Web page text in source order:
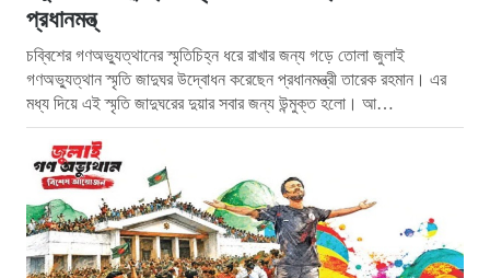
প্রধানমন্ত্
চব্বিশের গণঅভ্যুত্থানের স্মৃতিচিহ্ন ধরে রাখার জন্য গড়ে তোলা জুলাই
গণঅভ্যুত্থান স্মৃতি জাদুঘর উদ্বোধন করেছেন প্রধানমন্ত্রী তারেক রহমান। এর
মধ্য দিয়ে এই স্মৃতি জাদুঘরের দুয়ার সবার জন্য উন্মুক্ত হলো। আ…